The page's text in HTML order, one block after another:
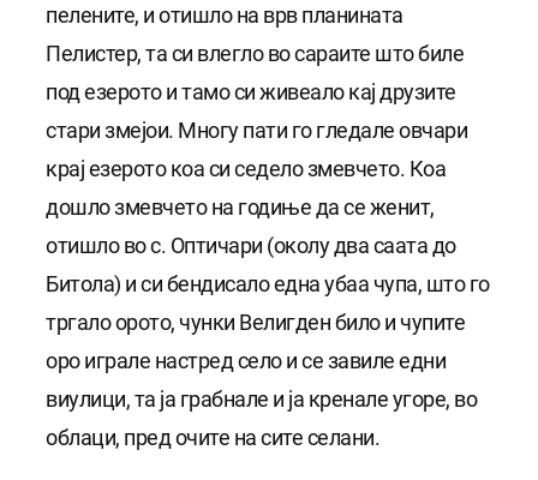
пелените, и отишло на врв планината
Пелистер, та си влегло во сараите што биле
под езерото и тамо си живеало кај друзите
стари змејои. Многу пати го гледале овчари
крај езерото коа си седело змевчето. Коа
дошло змевчето на годиње да се женит,
отишло во с. Оптичари (околу два саата до
Битола) и си бендисало една убаа чупа, што го
тргало орото, чунки Велигден било и чупите
оро играле настред село и се завиле едни
виулици, та ја грабнале и ја кренале угоре, во
облаци, пред очите на сите селани.